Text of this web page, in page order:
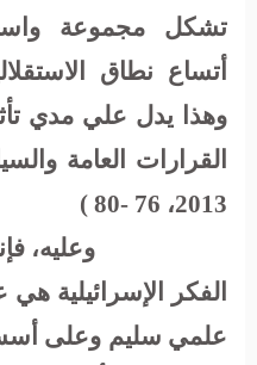
تشكل مجموعة
أتساع نطاق
وهذا يدل علي مدي
القرارات العامة
2013، 76 -80 )
وعليه،
الفكر الإسرائيلية
علمي سليم وعلى